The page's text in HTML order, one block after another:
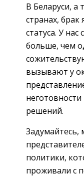
В Беларуси, а
странах, брак
статуса. У
больше, чем
вызывают у
решений.
Задумайтесь,
политики,
проживали с